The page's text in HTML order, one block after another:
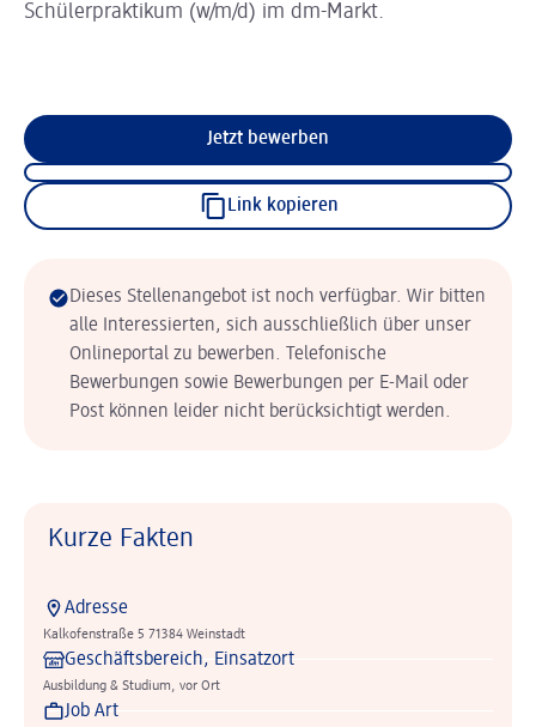
Schülerpraktikum (w/m/d) im dm-Markt.
Jetzt bewerben
Link kopieren
Dieses Stellenangebot ist noch verfügbar. Wir bitten
alle Interessierten, sich ausschließlich über unser
Onlineportal zu bewerben. Telefonische
Bewerbungen sowie Bewerbungen per E-Mail oder
Post können leider nicht berücksichtigt werden.
Kurze Fakten
Adresse
Kalkofenstraße 5 71384 Weinstadt
Geschäftsbereich, Einsatzort
Ausbildung & Studium, vor Ort
Job Art